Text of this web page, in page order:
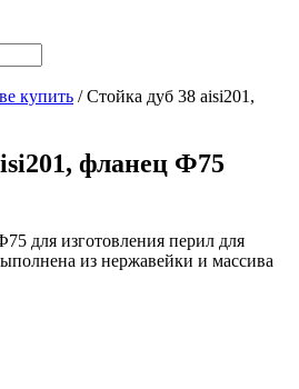
купить /Стойка дуб 38 aisi201,
фланец Ф75
для изготовления перил для
из нержавейки и массива